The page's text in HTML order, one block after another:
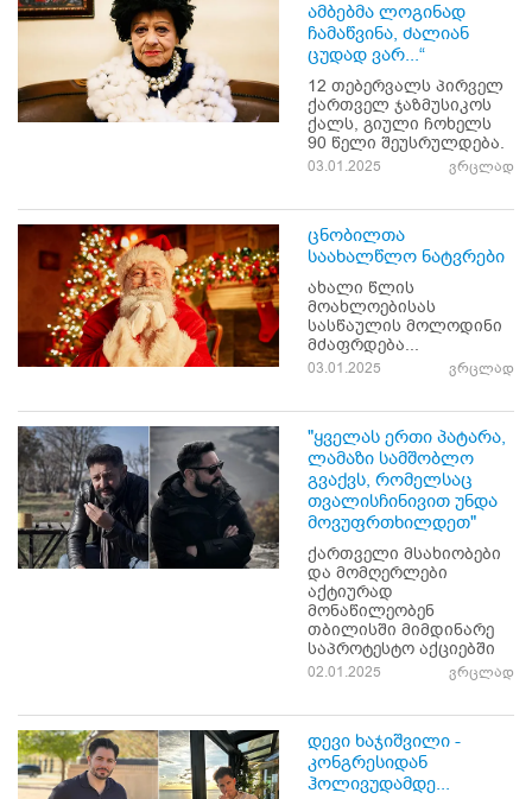
ამბებმა ლოგინად
ჩამაწვინა, ძალიან
ცუდად ვარ...“
12 თებერვალს პირველ
ქართველ ჯაზმუსიკოს
ქალს, გიული ჩოხელს
90 წელი შეუსრულდება.
03.01.2025 ვრცლად
ცნობილთა
საახალწლო ნატვრები
ახალი წლის
მოახლოებისას
სასწაულის მოლოდინი
მძაფრდება...
03.01.2025 ვრცლად
"ყველას ერთი პატარა,
ლამაზი სამშობლო
გვაქვს, რომელსაც
თვალისჩინივით უნდა
მოვუფრთხილდეთ"
ქართველი მსახიობები
და მომღერლები
აქტიურად
მონაწილეობენ
თბილისში მიმდინარე
საპროტესტო აქციებში
02.01.2025 ვრცლად
დევი ხაჯიშვილი -
კონგრესიდან
ჰოლივუდამდე...